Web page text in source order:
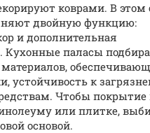
коврами. В этом
двойную функцию:
и дополнительная
Кухонные паласы
устойчивость к
Чтобы покрытие
или плитке,
основой.